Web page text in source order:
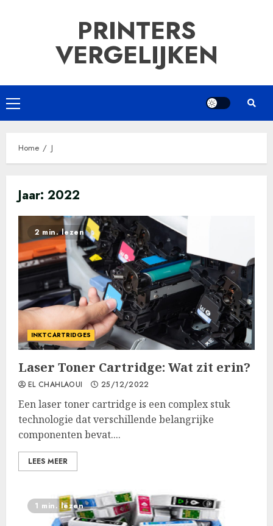
PRINTERS
VERGELIJKEN
Primair
menu
Home J
Jaar: 2022
2 min. lezen
INKTCARTRIDGES
Laser Toner Cartridge: Wat zit erin?
EL CHAHLAOUI 25/12/2022
Een laser toner cartridge is een complex stuk
technologie dat verschillende belangrijke
componenten bevat....
LEES MEER
1 min. lezen